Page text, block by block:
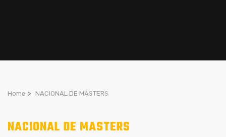
Home > NACIONAL DE MASTERS
NACIONAL DE MASTERS